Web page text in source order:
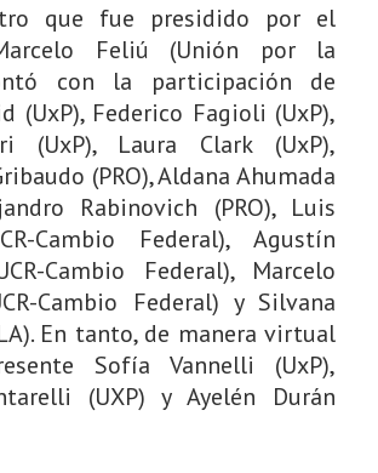
que fue presidido por el
Feliú (Unión por la
con la participación de
(UxP), Federico Fagioli (UxP),
(UxP), Laura Clark (UxP),
(PRO), Aldana Ahumada
Rabinovich (PRO), Luis
Cambio Federal), Agustín
Cambio Federal), Marcelo
Cambio Federal) y Silvana
En tanto, de manera virtual
Sofía Vannelli (UxP),
(UXP) y Ayelén Durán